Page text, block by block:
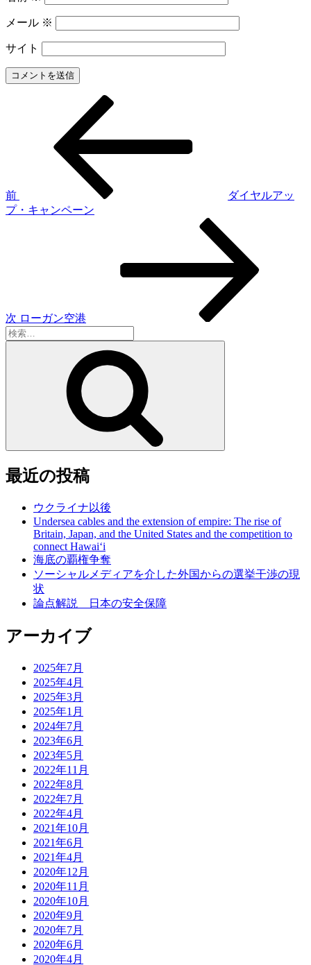
メール ※
サイト
ゲ
ー
前
ダイヤルアッ
プ・キャンペーン
次 ローガン空港
検
索:
最近の投稿
ウクライナ以後
Undersea cables and the extension of empire: The rise of
Britain, Japan, and the United States and the competition to
connect Hawai‘i
海底の覇権争奪
ソーシャルメディアを介した外国からの選挙干渉の現
状
論点解説 日本の安全保障
アーカイブ
2025年7月
2025年4月
2025年3月
2025年1月
2024年7月
2023年6月
2023年5月
2022年11月
2022年8月
2022年7月
2022年4月
2021年10月
2021年6月
2021年4月
2020年12月
2020年11月
2020年10月
2020年9月
2020年7月
2020年6月
2020年4月